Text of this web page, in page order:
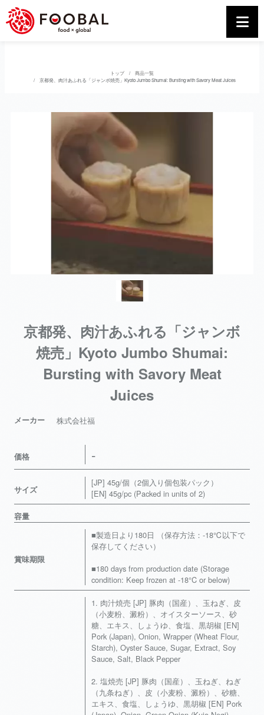
トップ
商品一覧
京都発、肉汁あふれる「ジャンボ焼売」Kyoto Jumbo Shumai: Bursting with Savory Meat Juices
京都発、肉汁あふれる「ジャンボ
焼売」Kyoto Jumbo Shumai:
Bursting with Savory Meat
Juices
メーカー 株式会社福
価格 -
サイズ
[JP] 45g/個（2個入り個包装パック）
[EN] 45g/pc (Packed in units of 2)
容量
賞味期限
■製造日より180日 （保存方法：-18℃以下で
保存してください）
■180 days from production date (Storage
condition: Keep frozen at -18°C or below)
1. 肉汁焼売 [JP] 豚肉（国産）、玉ねぎ、皮
（小麦粉、澱粉）、オイスターソース、砂
糖、エキス、しょうゆ、食塩、黒胡椒 [EN]
Pork (Japan), Onion, Wrapper (Wheat Flour,
Starch), Oyster Sauce, Sugar, Extract, Soy
Sauce, Salt, Black Pepper
2. 塩焼売 [JP] 豚肉（国産）、玉ねぎ、ねぎ
（九条ねぎ）、皮（小麦粉、澱粉）、砂糖、
エキス、食塩、しょうゆ、黒胡椒 [EN] Pork